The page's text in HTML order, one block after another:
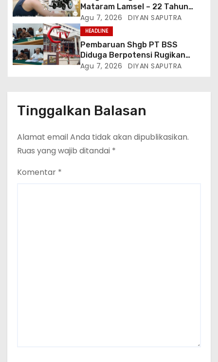
Mataram Lamsel – 22 Tahun
Lumpuh Vina Agustina Viral Di
Tiktok Inginkan Kursi Roda
Listrik, Kepala Perwakilan
Provinsi Lampung Media
Cakrawala Tv Meminta Pemda
Lamsel Bertindak
Agu 7, 2026 DIYAN SAPUTRA
HEADLINE
Pembaruan Shgb PT BSS
Diduga Berpotensi Rugikan
Negara, Kementrian ATR/BPN Di
Agu 7, 2026 DIYAN SAPUTRA
Tinggalkan Balasan
Alamat email Anda tidak akan dipublikasikan.
Ruas yang wajib ditandai *
Komentar *